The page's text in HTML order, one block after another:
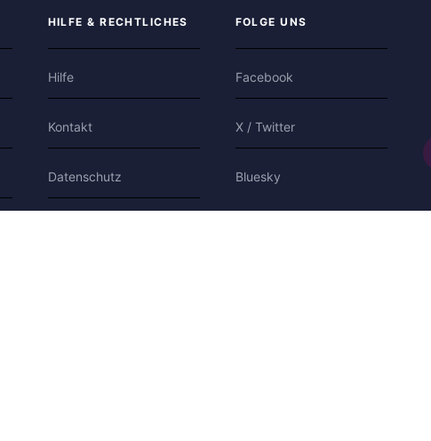
HILFE & RECHTLICHES
Hilfe
Kontakt
Datenschutz
FOLGE UNS
Facebook
X / Twitter
Bluesky